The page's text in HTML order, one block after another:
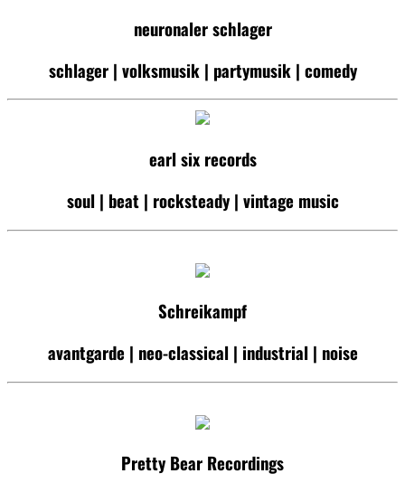
neuronaler schlager
schlager | volksmusik | partymusik | comedy
earl six records
soul | beat | rocksteady | vintage music
Schreikampf
avantgarde | neo-classical | industrial | noise
Pretty Bear Recordings